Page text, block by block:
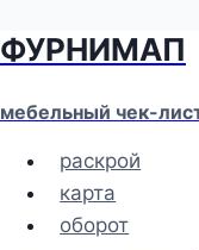
Перейти
содержимому
ФУРНИМАП
мебельный чек-
раскрой
карта
оборот